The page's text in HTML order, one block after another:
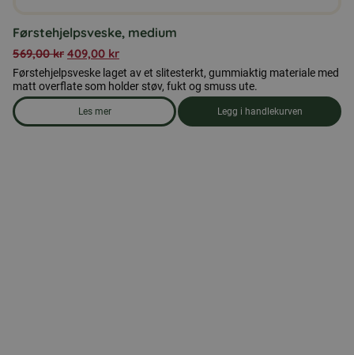
Førstehjelpsveske, medium
569,00kr 409,00 kr
Førstehjelpsveske laget av et slitesterkt, gummiaktig materiale med
matt overflate som holder støv, fukt og smuss ute.
Les mer
om produkten Førstehjelpsveske, medium
Legg i handlekurven